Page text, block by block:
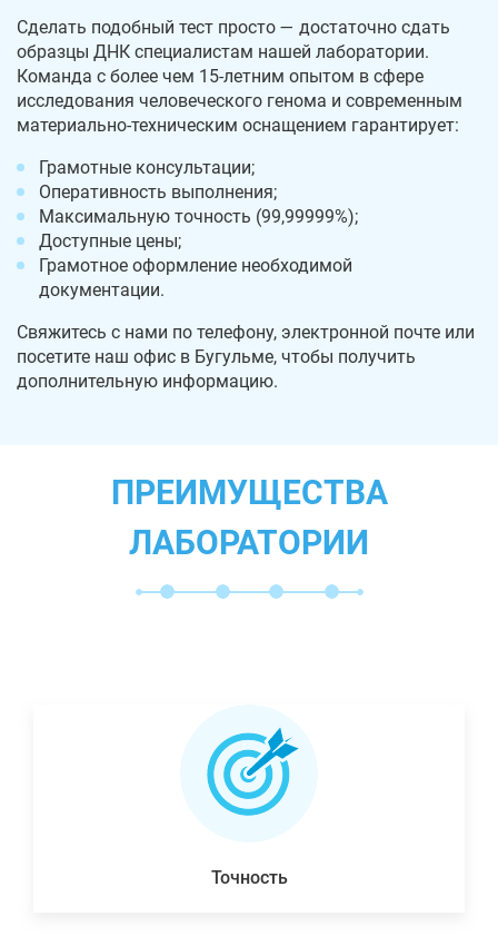
Сделать подобный тест просто — достаточно сдать
образцы ДНК специалистам нашей лаборатории.
Команда с более чем 15-летним опытом в сфере
исследования человеческого генома и современным
материально-техническим оснащением гарантирует:
Грамотные консультации;
Оперативность выполнения;
Максимальную точность (99,99999%);
Доступные цены;
Грамотное оформление необходимой
документации.
Свяжитесь с нами по телефону, электронной почте или
посетите наш офис в Бугульме, чтобы получить
дополнительную информацию.
ПРЕИМУЩЕСТВА
ЛАБОРАТОРИИ
Точность